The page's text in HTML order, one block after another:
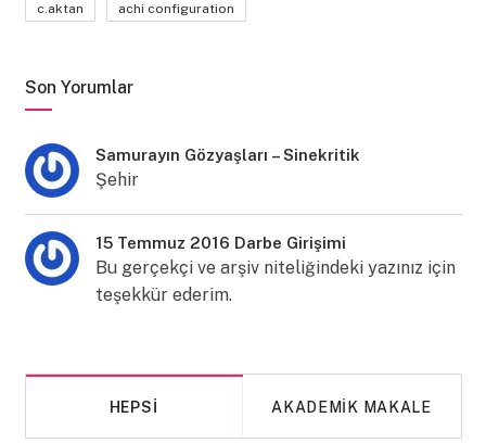
c.aktan achi configuration
Son Yorumlar
Samurayın Gözyaşları – Sinekritik
Şehir
15 Temmuz 2016 Darbe Girişimi
Bu gerçekçi ve arşiv niteliğindeki yazınız için
teşekkür ederim.
HEPSI AKADEMIK MAKALE